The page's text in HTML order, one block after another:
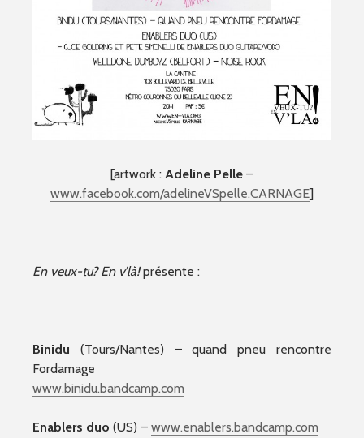
[artwork : Adeline Pelle –
www.facebook.com/adelineVSpelle.CARNAGE]
En veux-tu? En v’là!présente :
Binidu (Tours/Nantes) – quand pneu rencontre
Fordamage
www.binidu.bandcamp.com
Enablers duo (US) – www.enablers.bandcamp.com